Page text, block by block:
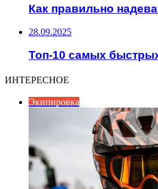
Как правильно
28.09.2025
Топ-10 самых
ИНТЕРЕСНОЕ
Экипировка